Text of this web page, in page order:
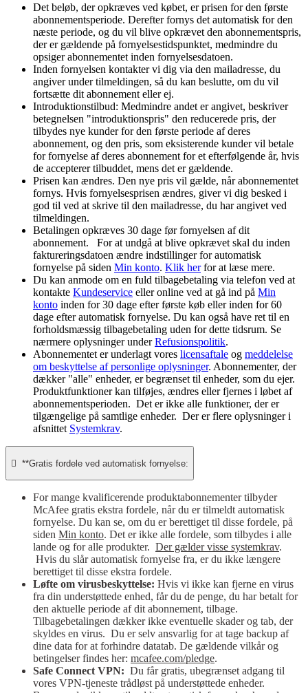
Det beløb, der opkræves ved købet, er prisen for den første
abonnementsperiode. Derefter fornys det automatisk for den
næste periode, og du vil blive opkrævet den abonnementspris,
der er gældende på fornyelsestidspunktet, medmindre du
opsiger abonnementet inden fornyelsesdatoen.​
Inden fornyelsen kontakter vi dig via den mailadresse, du
angiver under tilmeldingen, så du kan beslutte, om du vil
fortsætte dit abonnement eller ej.
Introduktionstilbud: Medmindre andet er angivet, beskriver
betegnelsen "introduktionspris" den reducerede pris, der
tilbydes nye kunder for den første periode af deres
abonnement, og den pris, som eksisterende kunder vil betale
for fornyelse af deres abonnement for et efterfølgende år, hvis
de accepterer tilbuddet, mens det er gældende.
Prisen kan ændres. Den nye pris vil gælde, når abonnementet
fornys. Hvis fornyelsesprisen ændres, giver vi dig besked i
god til ved at skrive til den mailadresse, du har angivet ved
tilmeldingen.
Betalingen opkræves 30 dage før fornyelsen af dit
abonnement. For at undgå at blive opkrævet skal du inden
faktureringsdatoen ændre indstillinger for automatisk
fornyelse på siden Min konto. Klik herfor at læse mere.
Du kan anmode om en fuld tilbagebetaling via telefon ved at
kontakte Kundeservice eller online ved at gå ind på Min
konto inden for 30 dage efter første køb eller inden for 60
dage efter automatisk fornyelse. Du kan også have ret til en
forholdsmæssig tilbagebetaling uden for dette tidsrum. Se
nærmere oplysninger underRefusionspolitik.
Abonnementet er underlagt vores licensaftale og meddelelse
om beskyttelse af personlige oplysninger. Abonnementer, der
dækker "alle" enheder, er begrænset til enheder, som du ejer.
Produktfunktioner kan tilføjes, ændres eller fjernes i løbet af
abonnementsperioden. Det er ikke alle funktioner, der er
tilgængelige på samtlige enheder. Der er flere oplysninger i
afsnittet Systemkrav.
 **Gratis fordele ved automatisk fornyelse:
For mange kvalificerende produktabonnementer tilbyder
McAfee gratis ekstra fordele, når du er tilmeldt automatisk
fornyelse. Du kan se, om du er berettiget til disse fordele, på
siden Min konto. Det er ikke alle fordele, som tilbydes i alle
lande og for alle produkter. Der gælder visse systemkrav.
Hvis du slår automatisk fornyelse fra, er du ikke længere
berettiget til disse ekstra fordele.
Løfte om virusbeskyttelse: Hvis vi ikke kan fjerne en virus
fra din understøttede enhed, får du de penge, du har betalt for
den aktuelle periode af dit abonnement, tilbage.
Tilbagebetalingen dækker ikke eventuelle skader og tab, der
skyldes en virus. Du er selv ansvarlig for at tage backup af
dine data for at forhindre datatab. De gældende vilkår og
betingelser findes her: mcafee.com/pledge.
Safe Connect VPN: Du får gratis, ubegrænset adgang til
vores VPN-tjeneste trådløst på understøttede enheder.